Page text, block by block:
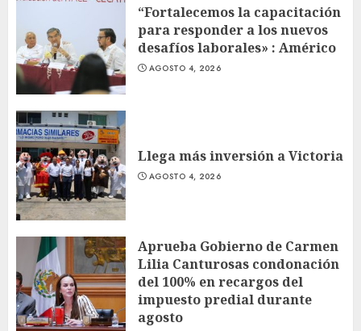
“Fortalecemos la capacitación
para responder a los nuevos
desafíos laborales» : Américo
AGOSTO 4, 2026
Llega más inversión a Victoria
AGOSTO 4, 2026
Aprueba Gobierno de Carmen
Lilia Canturosas condonación
del 100% en recargos del
impuesto predial durante
agosto